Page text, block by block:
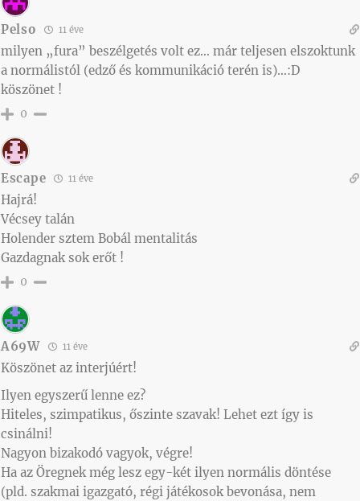
Pelso 11 éve
milyen „fura” beszélgetés volt ez… már teljesen elszoktunk
a normálistól (edző és kommunikáció terén is)…:D
köszönet !
0
Escape 11 éve
Hajrá!
Vécsey talán
Holender sztem Bobál mentalitás
Gazdagnak sok erőt !
0
A69W 11 éve
Köszönet az interjúért!
Ilyen egyszerű lenne ez?
Hiteles, szimpatikus, őszinte szavak! Lehet ezt így is
csinálni!
Nagyon bizakodó vagyok, végre!
Ha az Öregnek még lesz egy-két ilyen normális döntése
(pld. szakmai igazgató, régi játékosok bevonása, nem